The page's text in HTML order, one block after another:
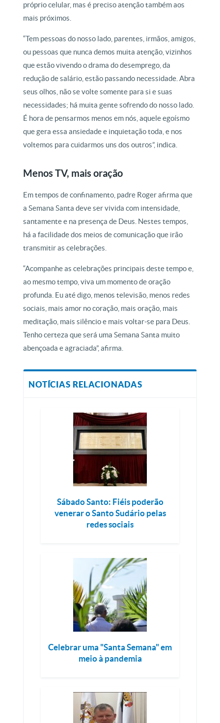
próprio celular, mas é preciso atenção também aos
mais próximos.
“Tem pessoas do nosso lado, parentes, irmãos, amigos,
ou pessoas que nunca demos muita atenção, vizinhos
que estão vivendo o drama do desemprego, da
redução de salário, estão passando necessidade. Abra
seus olhos, não se volte somente para si e suas
necessidades; há muita gente sofrendo do nosso lado.
É hora de pensarmos menos em nós, aquele egoísmo
que gera essa ansiedade e inquietação toda, e nos
voltemos para cuidarmos uns dos outros”, indica.
Menos TV, mais oração
Em tempos de confinamento, padre Roger afirma que
a Semana Santa deve ser vivida com intensidade,
santamente e na presença de Deus. Nestes tempos,
há a facilidade dos meios de comunicação que irão
transmitir as celebrações.
“Acompanhe as celebrações principais deste tempo e,
ao mesmo tempo, viva um momento de oração
profunda. Eu até digo, menos televisão, menos redes
sociais, mais amor no coração, mais oração, mais
meditação, mais silêncio e mais voltar-se para Deus.
Tenho certeza que será uma Semana Santa muito
abençoada e agraciada”, afirma.
NOTÍCIAS RELACIONADAS
Sábado Santo: Fiéis poderão
venerar o Santo Sudário pelas
redes sociais
Celebrar uma "Santa Semana" em
meio à pandemia